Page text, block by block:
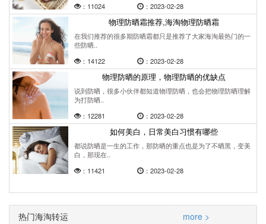
：11024
：2023-02-28
物理防晒霜推荐,海淘物理防晒霜
在我们推荐的很多期防晒霜都只是推荐了大家海淘最热门的一
些防晒..
：14122
：2023-02-28
物理防晒的原理，物理防晒的优缺点
说到防晒，很多小伙伴都知道物理防晒，也会把物理防晒理解
为打防晒..
：12281
：2023-02-28
如何美白，日常美白习惯有哪些
都说防晒是一生的工作，那防晒的重点也是为了不晒黑，变美
白，那现在..
：11421
：2023-02-28
热门海淘转运 more >